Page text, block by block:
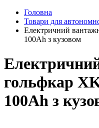
Головна
Товари для
Електричний
100Ah з кузовом
гольфкар
100Ah з